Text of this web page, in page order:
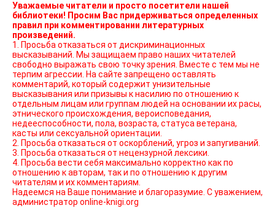
Уважаемые читатели и просто посетители нашей
библиотеки! Просим Вас придерживаться определенных
правил при комментировании литературных
произведений.
1. Просьба отказаться от дискриминационных
высказываний. Мы защищаем право наших читателей
свободно выражать свою точку зрения. Вместе с тем мы не
терпим агрессии. На сайте запрещено оставлять
комментарий, который содержит унизительные
высказывания или призывы к насилию по отношению к
отдельным лицам или группам людей на основании их расы,
этнического происхождения, вероисповедания,
недееспособности, пола, возраста, статуса ветерана,
касты или сексуальной ориентации.
2. Просьба отказаться от оскорблений, угроз и запугиваний.
3. Просьба отказаться от нецензурной лексики.
4. Просьба вести себя максимально корректно как по
отношению к авторам, так и по отношению к другим
читателям и их комментариям.
Надеемся на Ваше понимание и благоразумие. С уважением,
администратор online-knigi.org